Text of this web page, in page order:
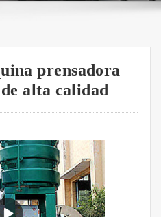
prensadora
alta calidad